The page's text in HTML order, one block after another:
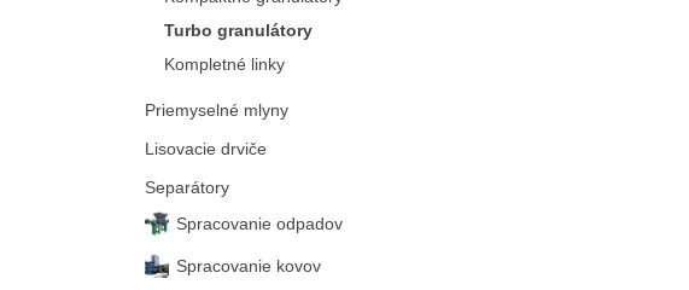
Turbo granulátory
Kompletné linky
Priemyselné mlyny
Lisovacie drviče
Separátory
Spracovanie odpadov
Spracovanie kovov